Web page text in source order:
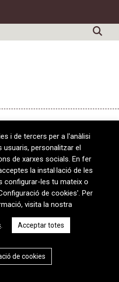
· General Prim 5, 2n · Barcelona
·F+34 938 170 301
|Política de cookies
i de tercers per a l'anàlisi
usuaris, personalitzar el
de xarxes socials. En fer
la instal·lació de les
configurar-les tu mateix o
de cookies'. Per
visita la nostra
. Acceptar totes
de cookies